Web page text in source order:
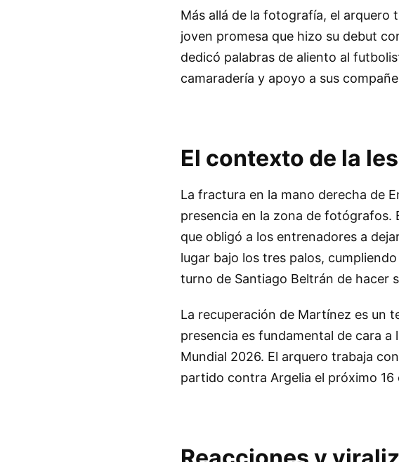
Más allá de la fotografía, el arquero
joven promesa que hizo su debut
dedicó palabras de aliento al
camaradería y apoyo a sus
El contexto de la
La fractura en la mano derecha de
presencia en la zona de fotógrafos.
que obligó a los entrenadores a
lugar bajo los tres palos,
turno de Santiago Beltrán de hacer
La recuperación de Martínez es un
presencia es fundamental de cara
Mundial 2026. El arquero trabaja
partido contra Argelia el próximo 16